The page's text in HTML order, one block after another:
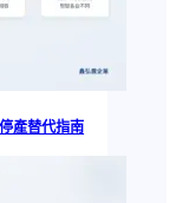
產替代指南